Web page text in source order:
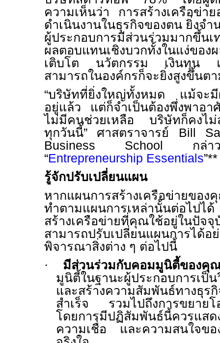
ความเห็นว่า การสร้างเครือข่า
ดำเนินงานในธุรกิจของตน ยิ่งจ
ผู้ประกอบการมีส่วนร่วมมากขึ้น
ผลตอบแทนเชิงบวกทั้งในแง่ข
เติบโต นวัตกรรม เงินทุน แ
สามารถในองค์กรก็จะยิ่งสูงขึ้นต
“บริษัทที่ยิ่งใหญ่ทั้งหมด แม้จะมี
อยู่แล้ว แต่ก็จำเป็นต้องพึ่งพาอ
ไม่มีคนช่วยเหลือ บริษัทก็คงไม่
ทุกวันนี้” ศาสตราจารย์ Bill
Business School กล่า
“Entrepreneurship Essentials”**
รู้จักปรับเปลี่ยนแผน
หากแผนการสร้างเครือข่ายข
ทำตามแผนการเหล่านั้นต่อไป
สร้างเครือข่ายที่คุณใช้อยู่ในปั
สามารถปรับเปลี่ยนแผนการได้อ
พิจารณาสิ่งต่าง ๆ ต่อไปนี้
·
มีส่วนร่วมกับคอมมูนิตี้ของคุ
มูนิตี้ในฐานะผู้ประกอบการเป็
และสร้างความสัมพันธ์ทางธุร
สำเร็จ รวมไปถึงการขยายโ
โดยการมีปฏิสัมพันธ์นี้ควรแสด
ความเชื่อ และความสนใจข